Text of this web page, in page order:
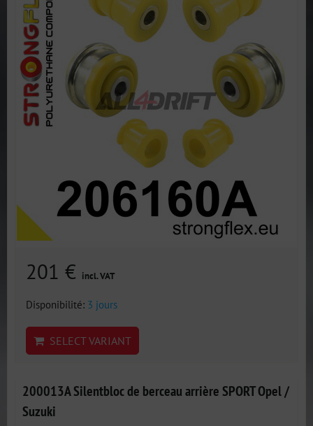
201 € incl. VAT
Disponibilité: 3 jours
SELECT VARIANT
200013A Silentbloc de berceau arrière SPORT Opel /
Suzuki